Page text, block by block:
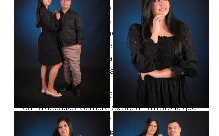
❇️ Pré-wedding;
❇️ Dia dos Namorados;
❇️ Renovação de votos;
❇️ Datas especiais;
❇️ Ou simplesmente para registrar uma fase
importante da vida a dois.
Não importa se vocês estão juntos há alguns meses
ou há décadas. Sempre existe uma história que
merece ser lembrada.
Fotografias que Permanecem para Sempre